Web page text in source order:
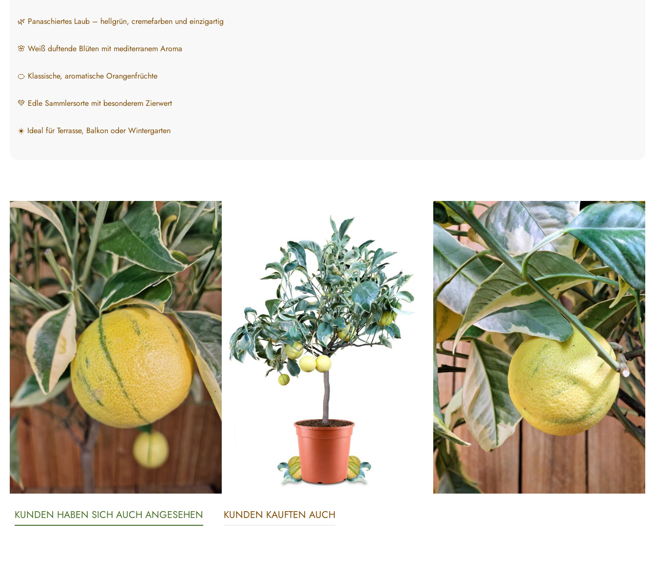
🌿 Panaschiertes Laub – hellgrün, cremefarben und einzigartig
🌸 Weiß duftende Blüten mit mediterranem Aroma
🍊 Klassische, aromatische Orangenfrüchte
💚 Edle Sammlersorte mit besonderem Zierwert
☀️ Ideal für Terrasse, Balkon oder Wintergarten
KUNDEN HABEN SICH AUCH ANGESEHEN KUNDEN KAUFTEN AUCH